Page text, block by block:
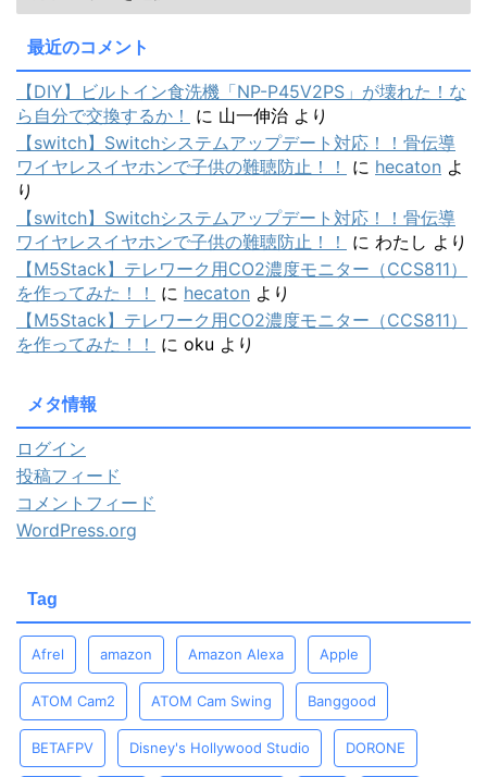
最近のコメント
【DIY】ビルトイン食洗機「NP-P45V2PS」が壊れた！な
ら自分で交換するか！
に 山一伸治 より
【switch】Switchシステムアップデート対応！！骨伝導
ワイヤレスイヤホンで子供の難聴防止！！
に hecaton よ
り
【switch】Switchシステムアップデート対応！！骨伝導
ワイヤレスイヤホンで子供の難聴防止！！
に わたし より
【M5Stack】テレワーク用CO2濃度モニター（CCS811）
を作ってみた！！
に hecaton より
【M5Stack】テレワーク用CO2濃度モニター（CCS811）
を作ってみた！！
に oku より
メタ情報
ログイン
投稿フィード
コメントフィード
WordPress.org
Tag
Afrel amazon Amazon Alexa Apple
ATOM Cam2 ATOM Cam Swing Banggood
BETAFPV Disney's Hollywood Studio DORONE